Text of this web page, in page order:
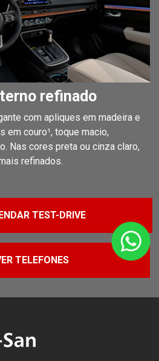
refinado
com apliques em madeira e
em couro¹, toque macio,
Nas cores preta ou cinza claro,
refinados.
TELEFONES
TEST-DRIVE